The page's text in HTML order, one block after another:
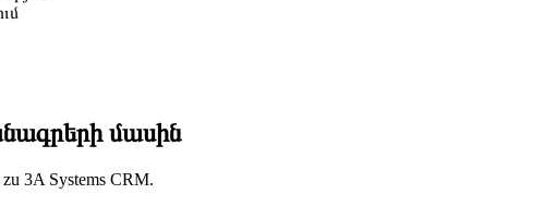
մասին
3A Systems CRM.